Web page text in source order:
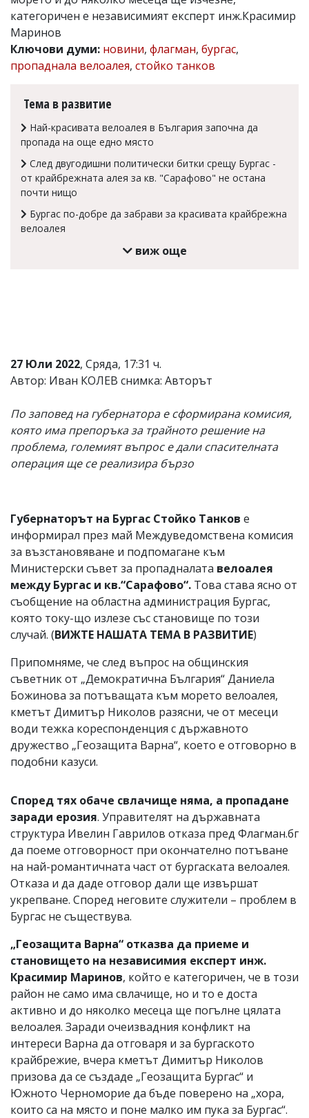
Коментарите
под
статиите
се
въвеждат
носи
отговорност
тях!
Ако
обиден
категоричен е независимият експерт инж.Красимир
Маринов
Ключови думи: новини, флагман, бургас,
пропаднала велоалея, стойко танков
Тема в развитие
Най-красивата велоалея в България започна да
пропада на още едно място
След двугодишни политически битки срещу Бургас -
от крайбрежната алея за кв. "Сарафово" не остана
почти нищо
Бургас по-добре да забрави за красивата крайбрежна
велоалея
виж още
27 Юли 2022, Сряда, 17:31 ч.
Автор: Иван КОЛЕВ снимка: Авторът
По заповед на губернатора е сформирана комисия,
която има препоръка за трайното решение на
проблема, големият въпрос е дали спасителната
операция ще се реализира бързо
Губернаторът на Бургас Стойко Танков е
информирал през май Междуведомствена комисия
за възстановяване и подпомагане към
Министерски съвет за пропадналата велоалея
между Бургас и кв.“Сарафово“. Това става ясно от
съобщение на областна администрация Бургас,
която току-що излезе със становище по този
случай. (ВИЖТЕ НАШАТА ТЕМА В РАЗВИТИЕ)
Припомняме, че след въпрос на общинския
съветник от „Демократична България“ Даниела
Божинова за потъващата към морето велоалея,
кметът Димитър Николов разясни, че от месеци
води тежка кореспонденция с държавното
дружество „Геозащита Варна“, което е отговорно в
подобни казуси.
Според тях обаче свлачище няма, а пропадане
заради ерозия. Управителят на държавната
структура Ивелин Гаврилов отказа пред Флагман.бг
да поеме отговорност при окончателно потъване
на най-романтичната част от бургаската велоалея.
Отказа и да даде отговор дали ще извършат
укрепване. Според неговите служители – проблем в
Бургас не съществува.
„Геозащита Варна“ отказва да приеме и
становището на независимия експерт инж.
Красимир Маринов, който е категоричен, че в този
район не само има свлачище, но и то е доста
активно и до няколко месеца ще погълне цялата
велоалея. Заради очеизвадния конфликт на
интереси Варна да отговаря и за бургаското
крайбрежие, вчера кметът Димитър Николов
призова да се създаде „Геозащита Бургас“ и
Южното Черноморие да бъде поверено на „хора,
които са на място и поне малко им пука за Бургас“.